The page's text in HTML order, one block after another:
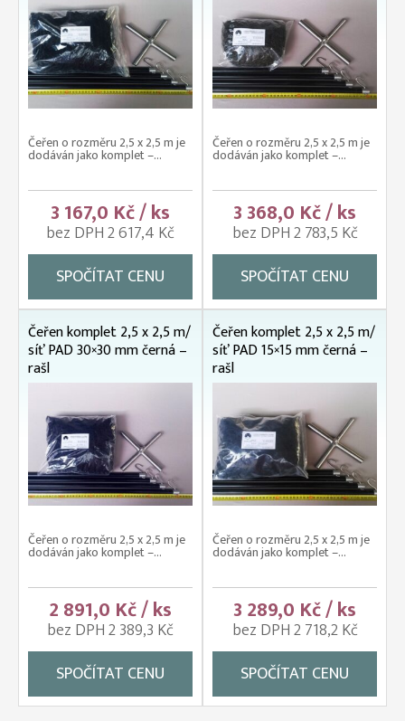
Čeřen o rozměru 2,5 x 2,5 m je
dodáván jako komplet –...
3 167,0 Kč / ks
bez DPH 2 617,4 Kč
SPOČÍTAT CENU
Čeřen o rozměru 2,5 x 2,5 m je
dodáván jako komplet –...
3 368,0 Kč / ks
bez DPH 2 783,5 Kč
SPOČÍTAT CENU
Čeřen komplet 2,5 x 2,5 m/
síť PAD 30×30 mm černá –
rašl
Čeřen o rozměru 2,5 x 2,5 m je
dodáván jako komplet –...
2 891,0 Kč / ks
bez DPH 2 389,3 Kč
SPOČÍTAT CENU
Čeřen komplet 2,5 x 2,5 m/
síť PAD 15×15 mm černá –
rašl
Čeřen o rozměru 2,5 x 2,5 m je
dodáván jako komplet –...
3 289,0 Kč / ks
bez DPH 2 718,2 Kč
SPOČÍTAT CENU